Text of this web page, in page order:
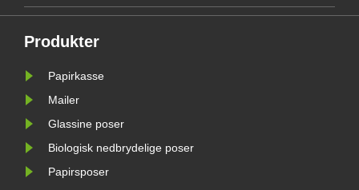
Glassine Paper Bag-serie. Designet
Produkter
Papirkasse
Mailer
Glassine poser
Biologisk nedbrydelige poser
Papirsposer